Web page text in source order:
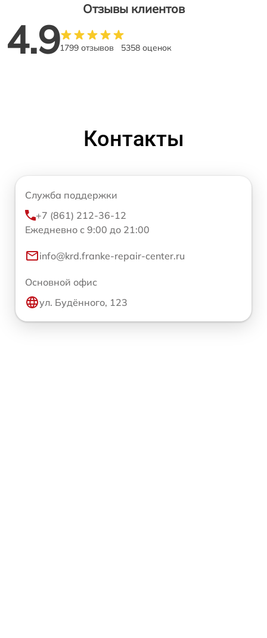
Отзывы клиентов
4.91799 отзывов 5358 оценок
Контакты
Служба поддержки
+7 (861) 212-36-12
Ежедневно с 9:00 до 21:00
info@krd.franke-repair-center.ru
Основной офис
ул. Будённого, 123